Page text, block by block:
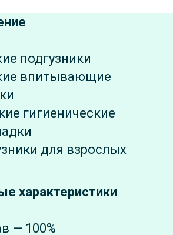
подгузники
впитывающие
гигиенические
для взрослых
характеристики
— 100%